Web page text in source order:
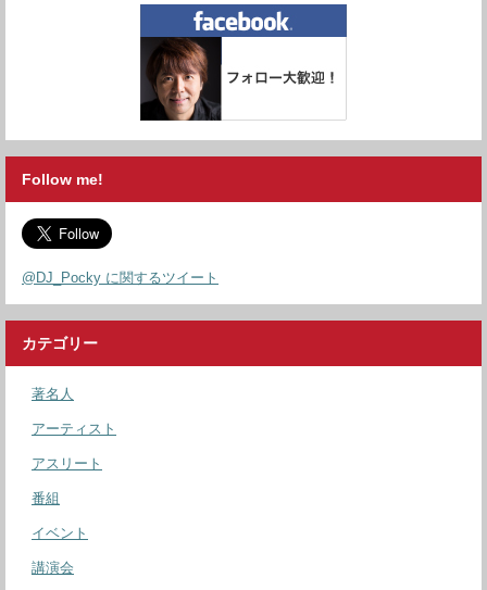
Follow me!
@DJ_Pocky に関するツイート
カテゴリー
著名人
アーティスト
アスリート
番組
イベント
講演会